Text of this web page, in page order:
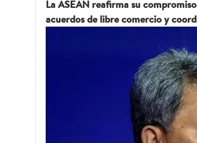
La ASEAN reafirma su
acuerdos de libre comercio y